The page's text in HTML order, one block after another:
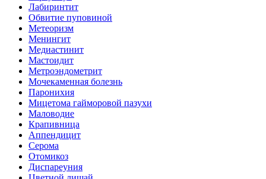
Лабиринтит
Обвитие пуповиной
Метеоризм
Менингит
Медиастинит
Мастоидит
Метроэндометрит
Мочекаменная болезнь
Паронихия
Мицетома гайморовой пазухи
Маловодие
Крапивница
Аппендицит
Серома
Отомикоз
Диспареуния